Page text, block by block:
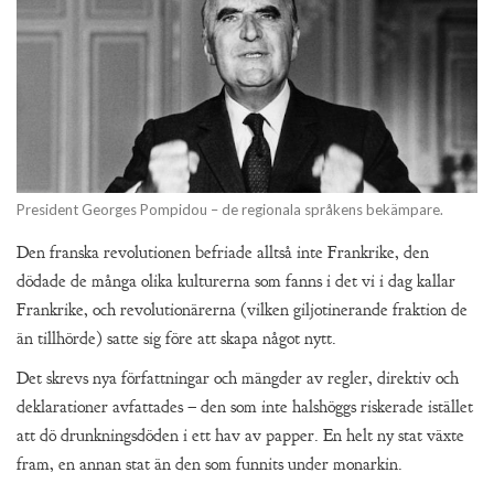
President Georges Pompidou – de regionala språkens bekämpare.
Den franska revolutionen befriade alltså inte Frankrike, den
dödade de många olika kulturerna som fanns i det vi i dag kallar
Frankrike, och revolutionärerna (vilken giljotinerande fraktion de
än tillhörde) satte sig före att skapa något nytt.
Det skrevs nya författningar och mängder av regler, direktiv och
deklarationer avfattades – den som inte halshöggs riskerade istället
att dö drunkningsdöden i ett hav av papper. En helt ny stat växte
fram, en annan stat än den som funnits under monarkin.